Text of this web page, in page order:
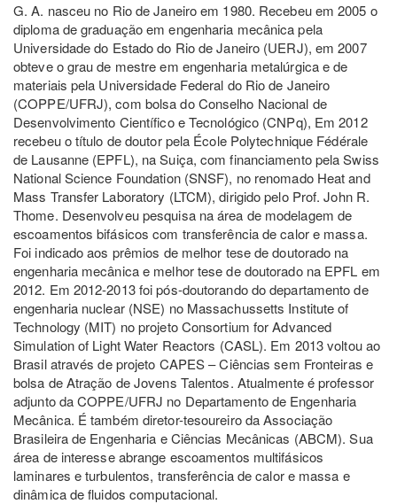
G. A. nasceu no Rio de Janeiro em 1980. Recebeu em 2005 o
diploma de graduação em engenharia mecânica pela
Universidade do Estado do Rio de Janeiro (UERJ), em 2007
obteve o grau de mestre em engenharia metalúrgica e de
materiais pela Universidade Federal do Rio de Janeiro
(COPPE/UFRJ), com bolsa do Conselho Nacional de
Desenvolvimento Científico e Tecnológico (CNPq), Em 2012
recebeu o título de doutor pela École Polytechnique Fédérale
de Lausanne (EPFL), na Suiça, com financiamento pela Swiss
National Science Foundation (SNSF), no renomado Heat and
Mass Transfer Laboratory (LTCM), dirigido pelo Prof. John R.
Thome. Desenvolveu pesquisa na área de modelagem de
escoamentos bifásicos com transferência de calor e massa.
Foi indicado aos prêmios de melhor tese de doutorado na
engenharia mecânica e melhor tese de doutorado na EPFL em
2012. Em 2012-2013 foi pós-doutorando do departamento de
engenharia nuclear (NSE) no Massachussetts Institute of
Technology (MIT) no projeto Consortium for Advanced
Simulation of Light Water Reactors (CASL). Em 2013 voltou ao
Brasil através de projeto CAPES – Ciências sem Fronteiras e
bolsa de Atração de Jovens Talentos. Atualmente é professor
adjunto da COPPE/UFRJ no Departamento de Engenharia
Mecânica. É também diretor-tesoureiro da Associação
Brasileira de Engenharia e Ciências Mecânicas (ABCM). Sua
área de interesse abrange escoamentos multifásicos
laminares e turbulentos, transferência de calor e massa e
dinâmica de fluidos computacional.